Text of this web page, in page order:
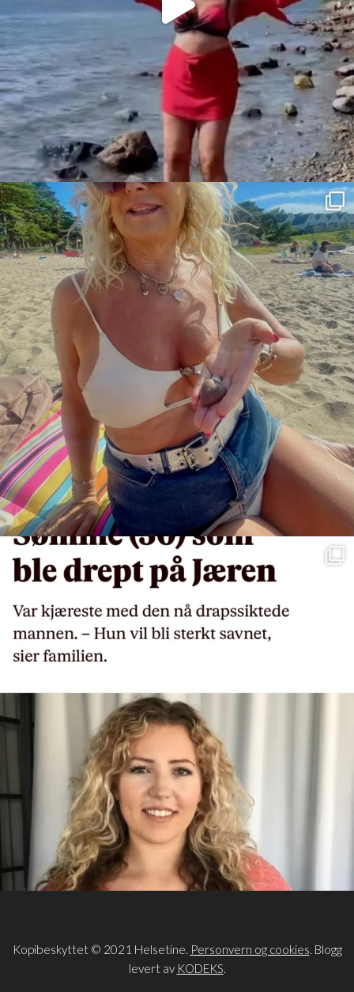
Kopibeskyttet © 2021 Helsetine. Personvern og cookies. Blogg
levert av KODEKS.